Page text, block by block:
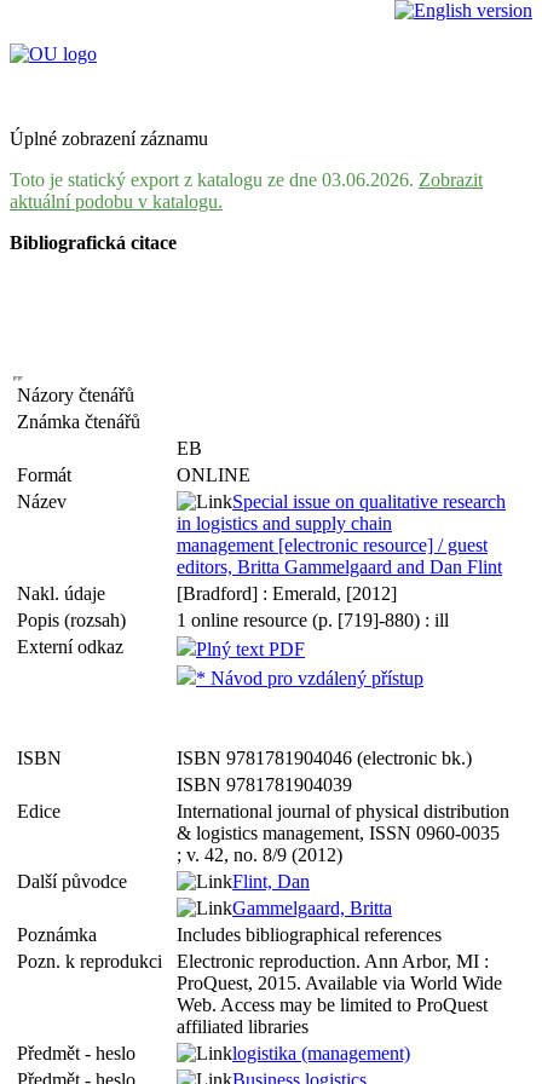
Úplné zobrazení záznamu
Toto je statický export z katalogu ze dne 03.06.2026. Zobrazit
aktuální podobu v katalogu.
Bibliografická citace
Názory čtenářů
Známka čtenářů
EB
Formát
ONLINE
Název
Special issue on qualitative research
in logistics and supply chain
management [electronic resource] / guest
editors, Britta Gammelgaard and Dan Flint
Nakl. údaje
[Bradford] : Emerald, [2012]
Popis (rozsah)
1 online resource (p. [719]-880) : ill
Externí odkaz
Plný text PDF
* Návod pro vzdálený přístup
ISBN
ISBN 9781781904046 (electronic bk.)
ISBN 9781781904039
Edice
International journal of physical distribution
& logistics management, ISSN 0960-0035
; v. 42, no. 8/9 (2012)
Další původce
Flint, Dan
Gammelgaard, Britta
Poznámka
Includes bibliographical references
Pozn. k reprodukci
Electronic reproduction. Ann Arbor, MI :
ProQuest, 2015. Available via World Wide
Web. Access may be limited to ProQuest
affiliated libraries
Předmět - heslo
logistika (management)
Předmět - heslo
Business logistics